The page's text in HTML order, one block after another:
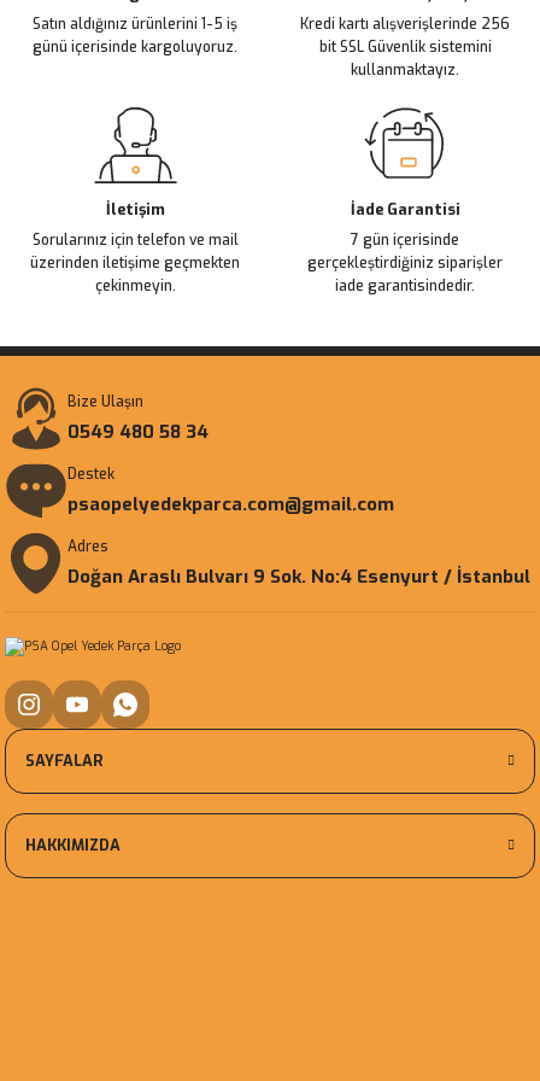
Bu ürüne benzer farklı alternatifler olmalı.
Satın aldığınız ürünlerini 1-5 iş
günü içerisinde kargoluyoruz.
Kredi kartı alışverişlerinde 256
bit SSL Güvenlik sistemini
kullanmaktayız.
İletişim
Sorularınız için telefon ve mail
üzerinden iletişime geçmekten
çekinmeyin.
İade Garantisi
7 gün içerisinde
gerçekleştirdiğiniz siparişler
iade garantisindedir.
Bize Ulaşın
0549 480 58 34
Destek
psaopelyedekparca.com@gmail.com
Adres
Doğan Araslı Bulvarı 9 Sok. No:4 Esenyurt / İstanbul
SAYFALAR
HAKKIMIZDA